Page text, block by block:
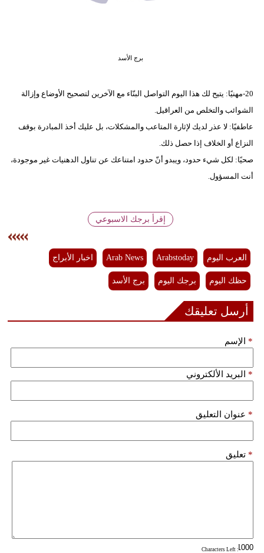
علوم
مدوَّنات
سيارات
برج الأسد
20-مهنيًا: يتيح لك هذا اليوم التواصل البنّاء مع الآخرين لتصحيح الأوضاع وإزالة
الشوائب والتخلص من العراقيل.
عاطفيًا: لا عذر لديك لإثارة المتاعب والمشكلات، بل عليك أخذ المبادرة بوقف
النزاع أو الخلاف إذا حصل ذلك.
صحيًا: لكل شيء حدود، ويبدو أنّ حدود امتناعك عن تناول الدهنيات غير موجودة،
أنت المسؤول.
إقرأ برجك الاسبوعي
العرب اليوم Arabstoday
Arab News اخبار الأبراج
حظك اليوم برجك اليوم برج الأسد
أرسل تعليقك
الإسم *
البريد الألكتروني *
عنوان التعليق *
تعليق *
: Characters Left